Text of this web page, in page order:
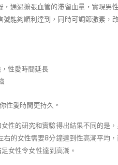
通過擴張血管的滯留血量，實現男
能夠順利達到，同時可調節激素，
性愛時間延長
性愛時間更持久。
性的研究和實驗得出結果不同的是
的女性需要8分鐘達到性高潮平均
女性令女性達到高潮。